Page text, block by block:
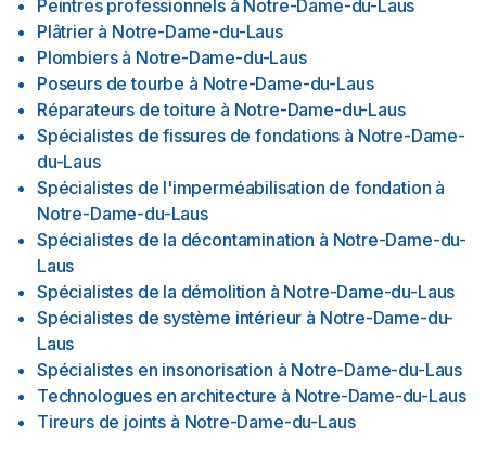
Peintres professionnels à Notre-Dame-du-Laus
Plâtrier à Notre-Dame-du-Laus
Plombiers à Notre-Dame-du-Laus
Poseurs de tourbe à Notre-Dame-du-Laus
Réparateurs de toiture à Notre-Dame-du-Laus
Spécialistes de fissures de fondations à Notre-Dame-
du-Laus
Spécialistes de l'imperméabilisation de fondation à
Notre-Dame-du-Laus
Spécialistes de la décontamination à Notre-Dame-du-
Laus
Spécialistes de la démolition à Notre-Dame-du-Laus
Spécialistes de système intérieur à Notre-Dame-du-
Laus
Spécialistes en insonorisation à Notre-Dame-du-Laus
Technologues en architecture à Notre-Dame-du-Laus
Tireurs de joints à Notre-Dame-du-Laus